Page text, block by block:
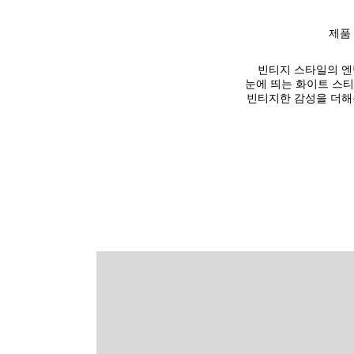
제품
빈티지 스타일의
눈에 띄는 화이트 스
빈티지한 감성을 더